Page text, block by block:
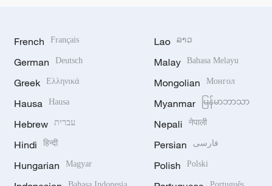
French Français
German Deutsch
Greek Ελληνικά
Hausa Hausa
Hebrew עברית
Hindi हिन्दी
Hungarian Magyar
Lao ລາວ
Malay Bahasa Melayu
Mongolian Монгол
Myanmar မြန်မာဘာသာ
Nepali नेपाली
Persian فارسی
Polish Polski